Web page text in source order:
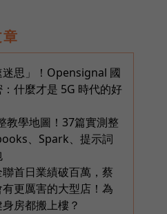
迷思」！Opensignal 國
什麼才是 5G 時代的好
教學地圖！37篇實測整
、Spark、提示詞
首日業績破百萬，蔡
更厲害的大型店！為
房都搬上樓？